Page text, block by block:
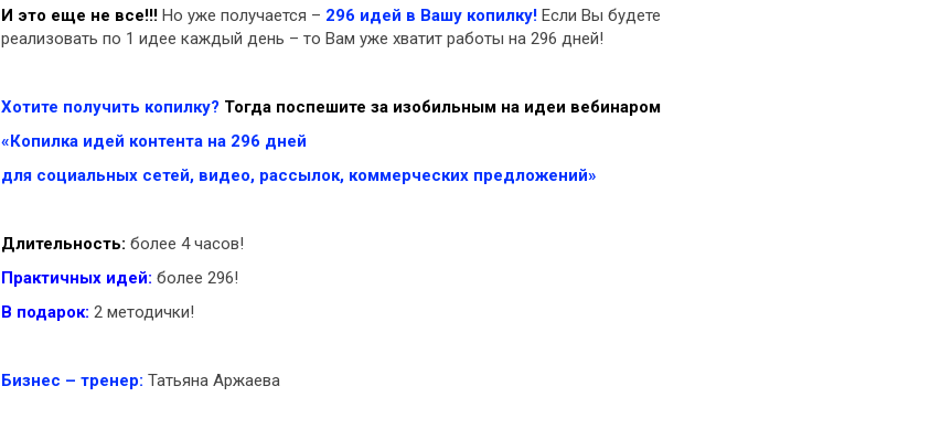
И это еще не все!!! Но уже получается – 296 идей в Вашу копилку! Если Вы будете
реализовать по 1 идее каждый день – то Вам уже хватит работы на 296 дней!
Хотите получить копилку? Тогда поспешите за изобильным на идеи вебинаром
«Копилка идей контента на 296 дней
для социальных сетей, видео, рассылок, коммерческих предложений»
Длительность: более 4 часов!
Практичных идей: более 296!
В подарок: 2 методички!
Бизнес – тренер: Татьяна Аржаева